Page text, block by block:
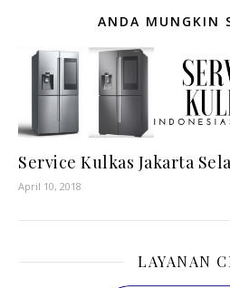
ANDA MUNGKIN
Service Kulkas Jakarta
April 10, 2018
LAYANAN